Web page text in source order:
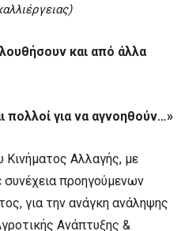
και από άλλα
πολλοί για να αγνοηθούν…»
Αλλαγής, με
προηγούμενων
για την ανάγκη ανάληψης
Ανάπτυξης &